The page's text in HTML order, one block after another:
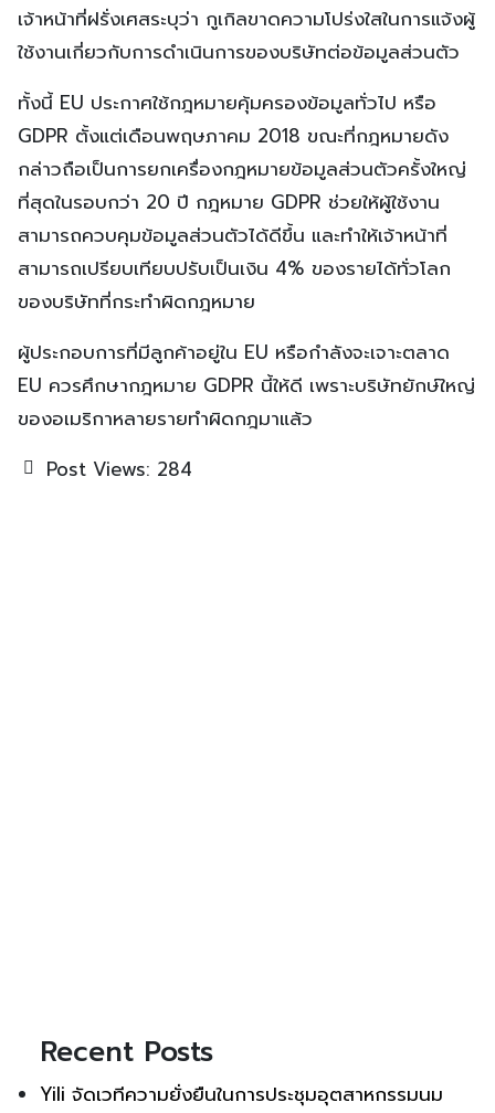
เจ้าหน้าที่ฝรั่งเศสระบุว่า กูเกิลขาดความโปร่งใสในการแจ้งผู้
ใช้งานเกี่ยวกับการดำเนินการของบริษัทต่อข้อมูลส่วนตัว
ทั้งนี้ EU ประกาศใช้กฎหมายคุ้มครองข้อมูลทั่วไป หรือ
GDPR ตั้งแต่เดือนพฤษภาคม 2018 ขณะที่กฎหมายดัง
กล่าวถือเป็นการยกเครื่องกฎหมายข้อมูลส่วนตัวครั้งใหญ่
ที่สุดในรอบกว่า 20 ปี กฎหมาย GDPR ช่วยให้ผู้ใช้งาน
สามารถควบคุมข้อมูลส่วนตัวได้ดีขึ้น และทำให้เจ้าหน้าที่
สามารถเปรียบเทียบปรับเป็นเงิน 4% ของรายได้ทั่วโลก
ของบริษัทที่กระทำผิดกฎหมาย
ผู้ประกอบการที่มีลูกค้าอยู่ใน EU หรือกำลังจะเจาะตลาด
EU ควรศึกษากฎหมาย GDPR นี้ให้ดี เพราะบริษัทยักษ์ใหญ่
ของอเมริกาหลายรายทำผิดกฎมาแล้ว
Post Views: 284
Recent Posts
Yili จัดเวทีความยั่งยืนในการประชุมอุตสาหกรรมนม